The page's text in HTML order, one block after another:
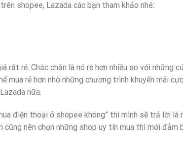
shopee, Lazada các bạn tham khảo nhé:
rất rẻ. Chắc chắn là nó rẻ hơn nhiều so với những
mua rẻ hơn nhờ những chương trình khuyến mãi cực
nữa.
điện thoại ở shopee không” thì mình sẽ trả lời là
cũng nên chọn những shop uy tín mua thì mới đảm